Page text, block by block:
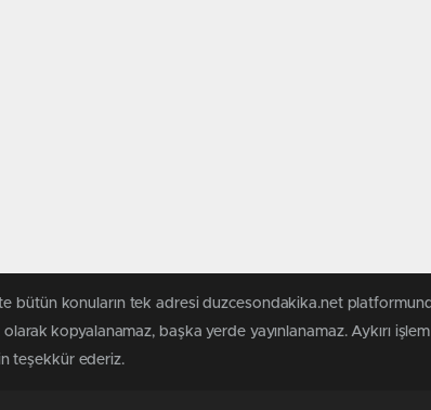
bütün konuların tek adresi duzcesondakika.net
kopyalanamaz, başka yerde yayınlanamaz. Aykırı işlem
teşekkür ederiz.